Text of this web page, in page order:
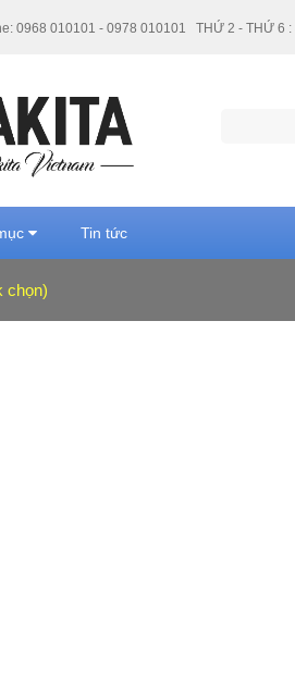
Tin tức
chọn)
0968 010101 - 0978 010101 THỨ 2 - THỨ 6